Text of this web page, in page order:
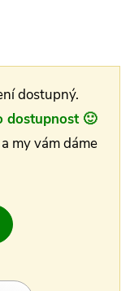
dostupný.
dostupnost 🙂
my vám dáme